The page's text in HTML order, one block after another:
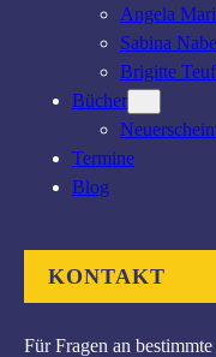
Angela
Sabina
Brigitte
Bücher
Termine
Blog
KONTAKT
Für Fragen an